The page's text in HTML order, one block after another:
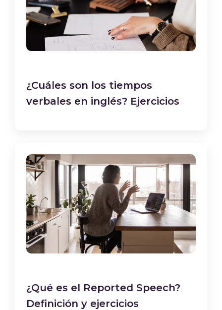
¿Cuáles son los tiempos
verbales en inglés? Ejercicios
¿Qué es el Reported Speech?
Definición y ejercicios